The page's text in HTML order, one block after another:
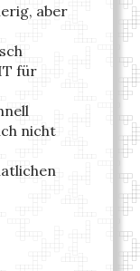
aber
für
nicht